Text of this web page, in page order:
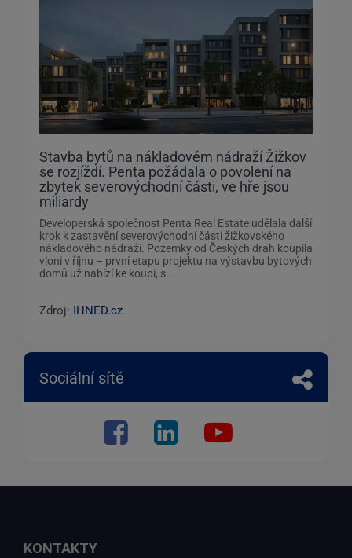
Stavba bytů na nákladovém nádraží Žižkov
se rozjíždí. Penta požádala o povolení na
zbytek severovýchodní části, ve hře jsou
miliardy
Developerská společnost Penta Real Estate udělala další
krok k zastavění severovýchodní části žižkovského
nákladového nádraží. Pozemky od Českých drah koupila
vloni v říjnu – první etapu projektu na výstavbu bytových
domů už nabízí ke koupi, s...
Zdroj: IHNED.cz
Sociální sítě
KONTAKTY